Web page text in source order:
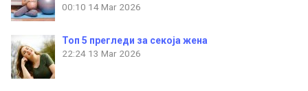
00:10 14 Mar 2026
Топ 5 прегледи за секоја жена
22:24 13 Mar 2026